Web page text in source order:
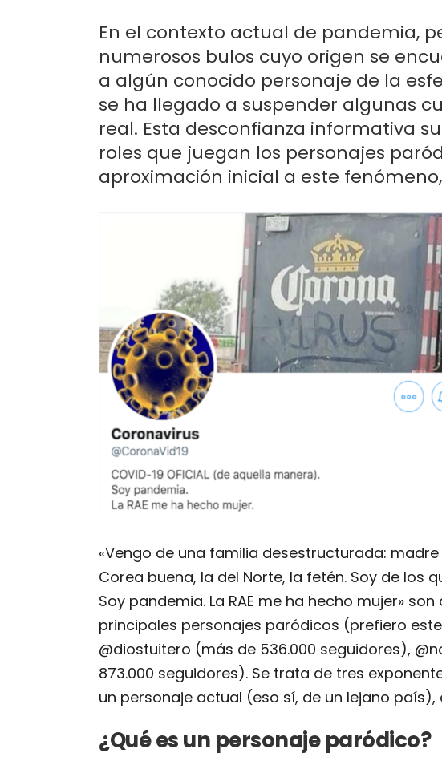
En el contexto actual de pandemia,
numerosos bulos cuyo origen se
a algún conocido personaje de la
se ha llegado a suspender algunas
real. Esta desconfianza informativa
roles que juegan los personajes
aproximación inicial a este
«Vengo de una familia desestructurada:
Corea buena, la del Norte, la fetén. Soy de los
Soy pandemia. La RAE me ha hecho mujer»
principales personajes paródicos (prefiero
@diostuitero (más de 536.000 seguidores),
873.000 seguidores). Se trata de tres
un personaje actual (eso sí, de un lejano
¿Qué es un personaje paródico?